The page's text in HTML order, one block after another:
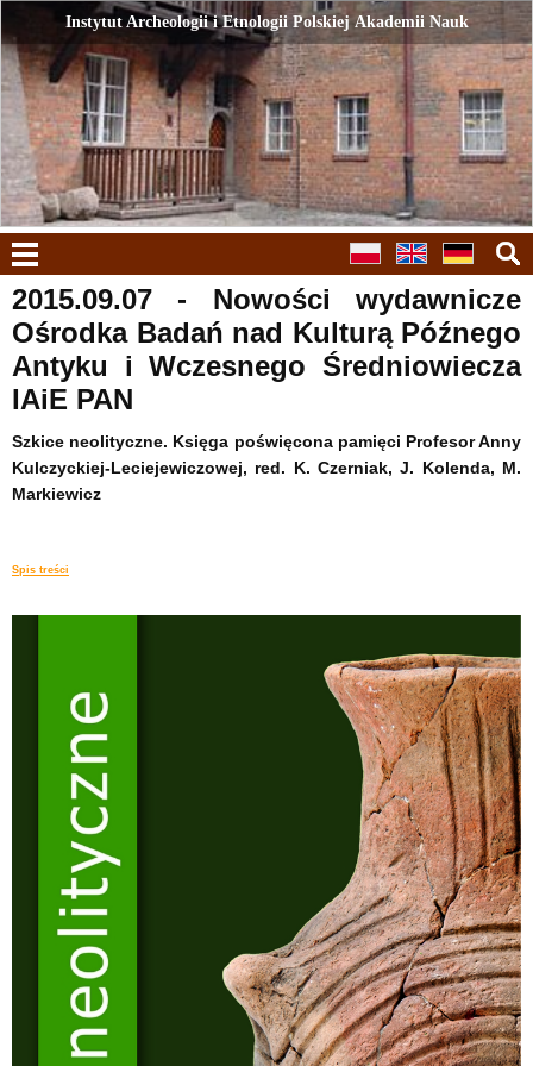
2015.09.07 - Nowości wydawnicze
Ośrodka Badań nad Kulturą Późnego
Antyku i Wczesnego Średniowiecza
IAiE PAN
Szkice neolityczne. Księga poświęcona pamięci Profesor Anny
Kulczyckiej-Leciejewiczowej, red. K. Czerniak, J. Kolenda, M.
Markiewicz
Spis treści
Instytut Archeologii i Etnologii Polskiej Akademii Nauk
Instytut Archeologii i Etnologii Polskiej Akademii Nauk